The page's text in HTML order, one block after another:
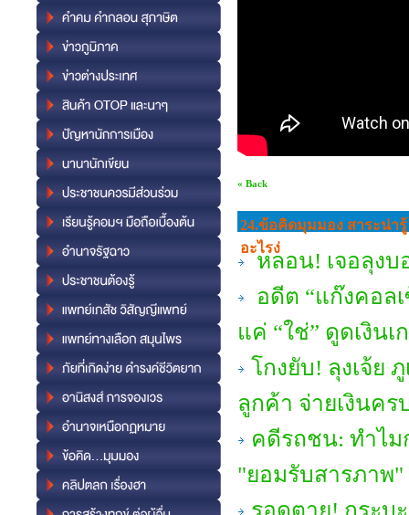
« Back
24.ข้อคิดมุมมอง สาระน่ารู้
อะไรง่
หลอน! เจอลุงบ
อดีต “แก๊งคอล
แค่ “ใช่” ดูดเงิน
โกงยับ! ลุงเจ้ย
ลูกค้า จ่ายเงินคร
คดีรถชน: ทำไม
"ยอมรับสารภาพ
รอดตาย! กระบ